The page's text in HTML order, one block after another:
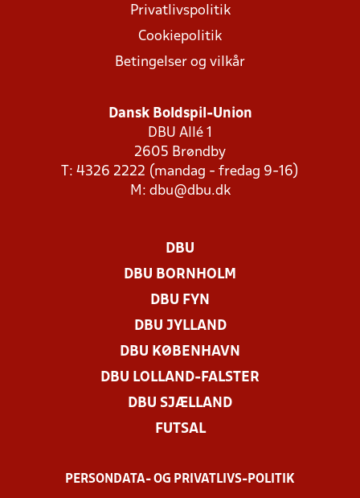
Privatlivspolitik
Cookiepolitik
Betingelser og vilkår
Dansk Boldspil-Union
DBU Allé 1
2605 Brøndby
T: 4326 2222 (mandag - fredag 9-16)
M: dbu@dbu.dk
DBU
DBU BORNHOLM
DBU FYN
DBU JYLLAND
DBU KØBENHAVN
DBU LOLLAND-FALSTER
DBU SJÆLLAND
FUTSAL
PERSONDATA- OG PRIVATLIVS-POLITIK